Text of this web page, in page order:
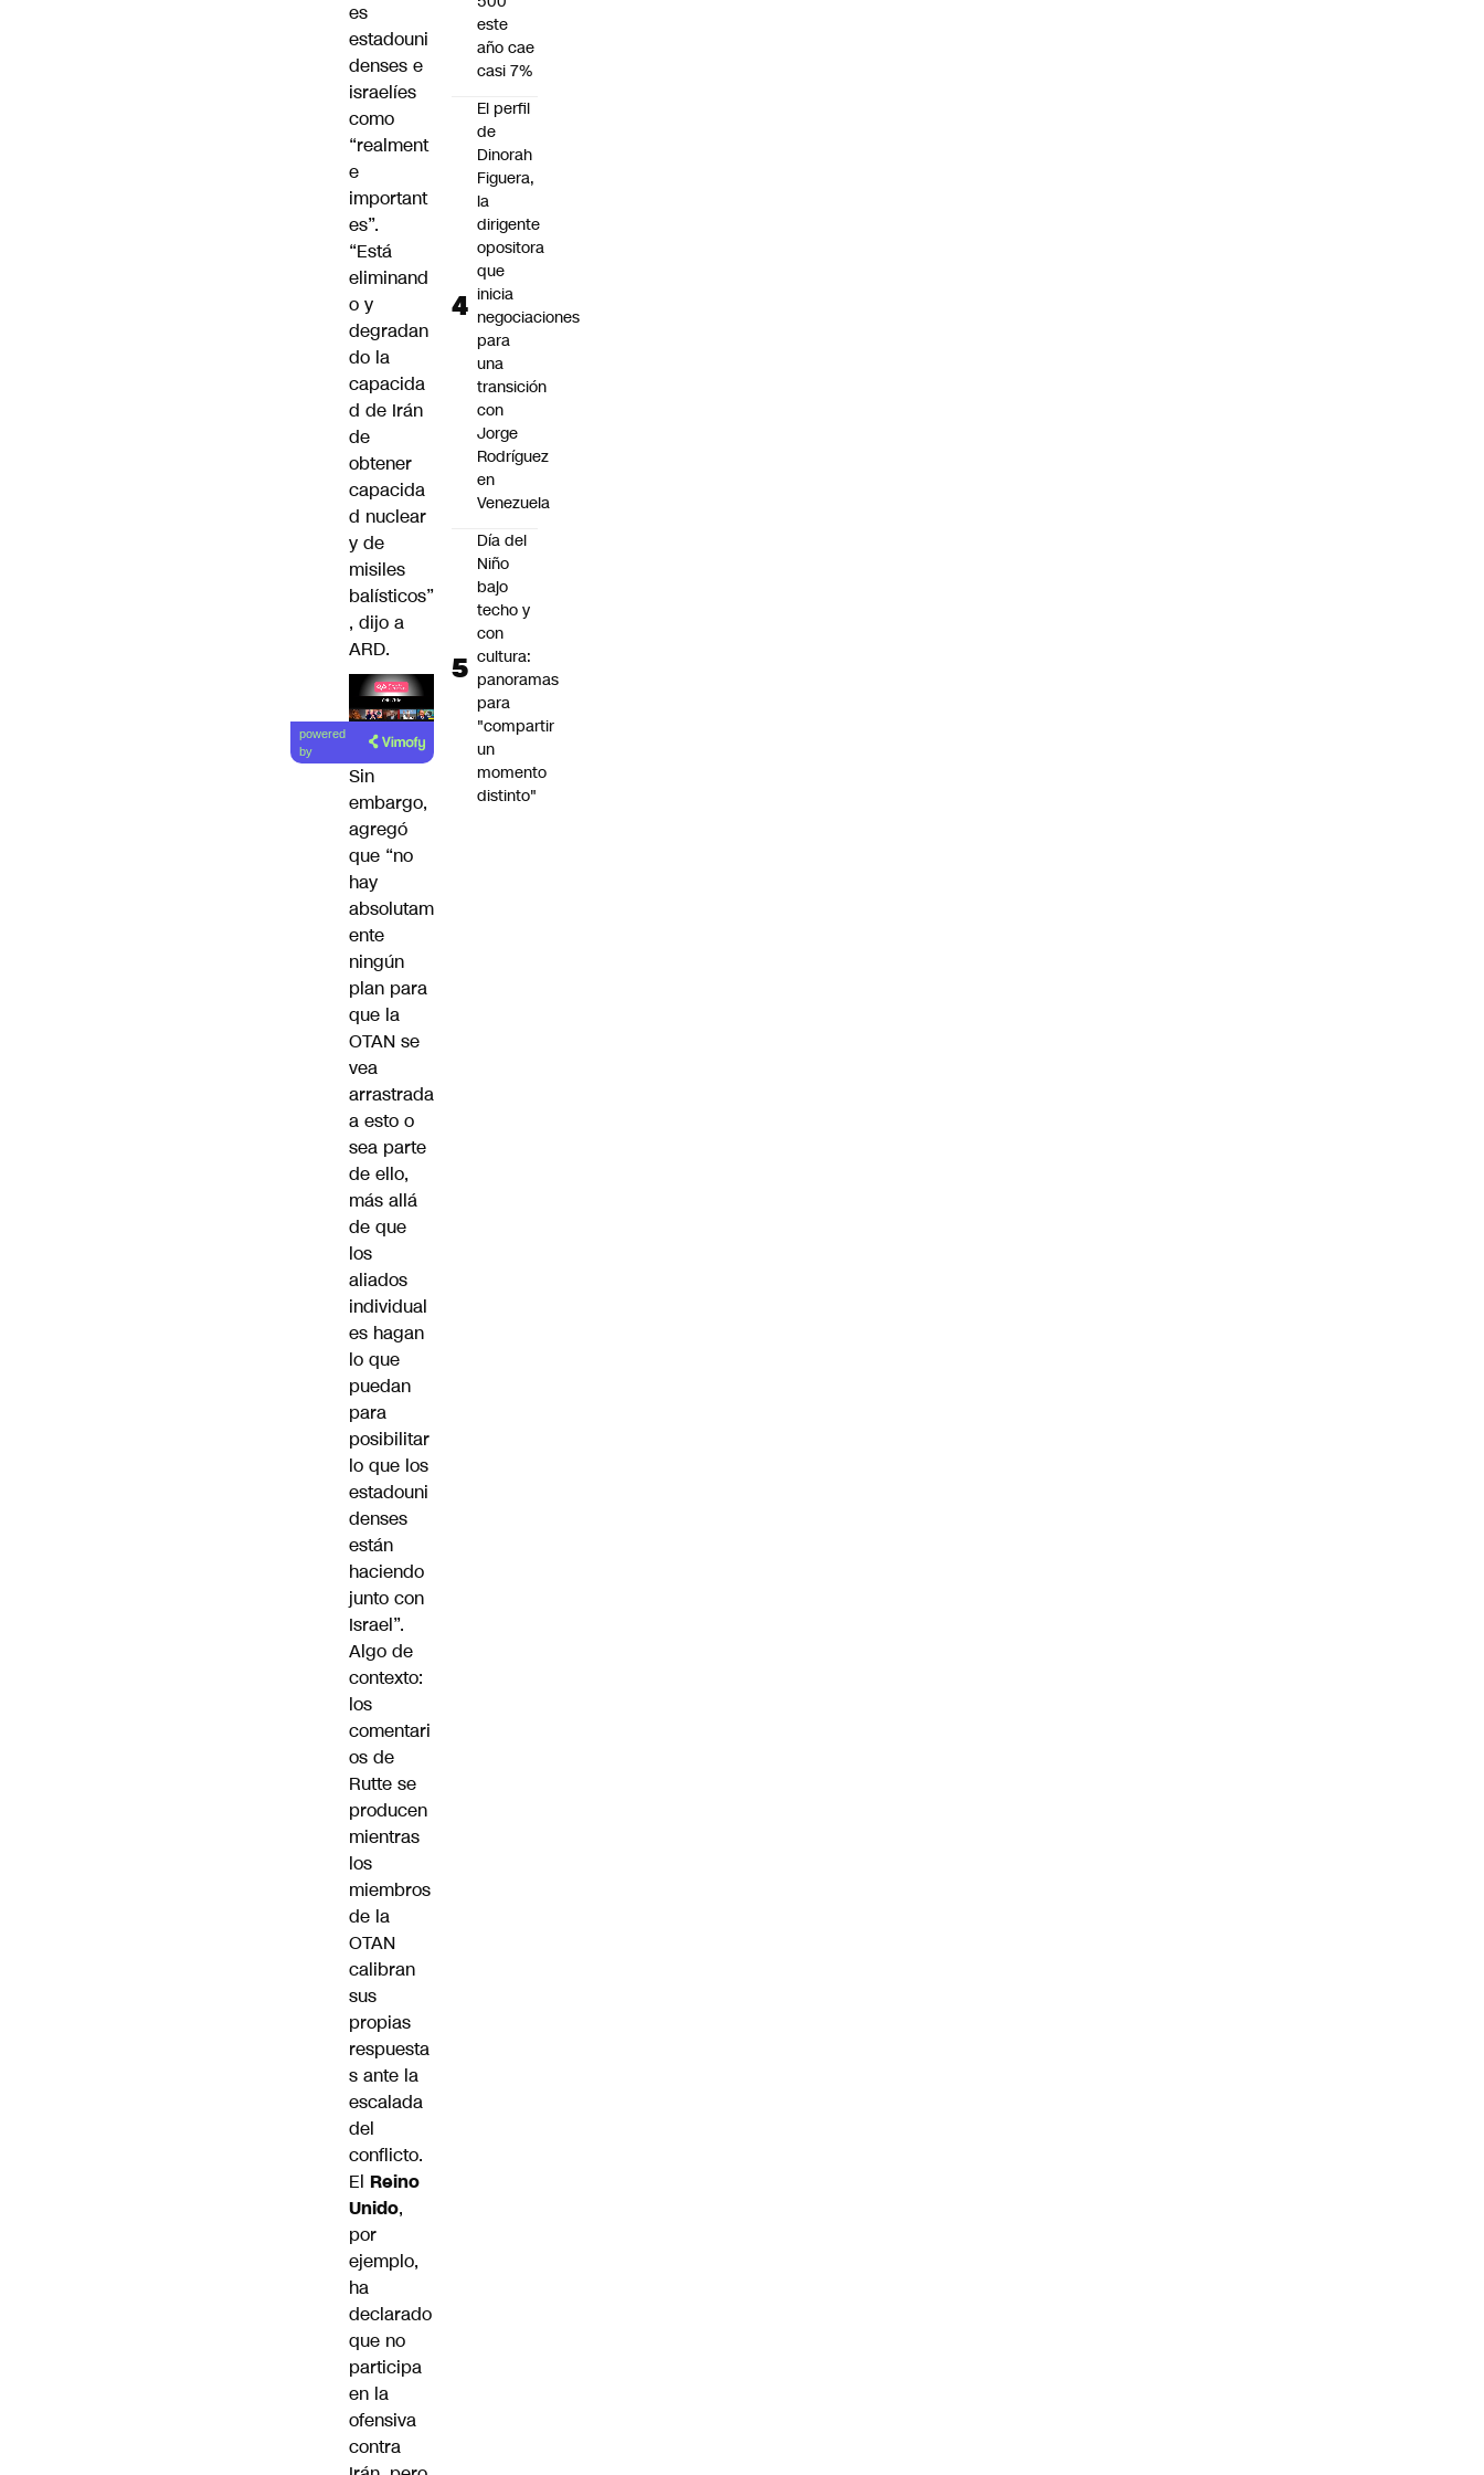
es
estadouni
denses e
israelíes
como
“realment
e
important
es”.
“Está
eliminand
o y
degradan
do la
capacida
d de Irán
de
obtener
capacida
d nuclear
y de
misiles
balísticos”
, dijo a
ARD.
Lea el
artículo
powered
by
Sin
embargo,
agregó
que “no
hay
absolutam
ente
ningún
plan para
que la
OTAN se
vea
arrastrada
a esto o
sea parte
de ello,
más allá
de que
los
aliados
individual
es hagan
lo que
puedan
para
posibilitar
lo que los
estadouni
denses
están
haciendo
junto con
Israel”.
Algo de
contexto:
los
comentari
os de
Rutte se
producen
mientras
los
miembros
de la
OTAN
calibran
sus
propias
respuesta
s ante la
escalada
del
conflicto.
El Reino
Unido,
por
ejemplo,
ha
declarado
que no
participa
en la
ofensiva
contra
este
año cae
casi 7%
El perfil
de
Dinorah
Figuera,
la
dirigente
opositora
que
inicia
negociaciones
para
una
transición
con
Jorge
Rodríguez
en
Venezuela
Día del
Niño
bajo
techo y
con
cultura:
panoramas
para
"compartir
un
momento
distinto"